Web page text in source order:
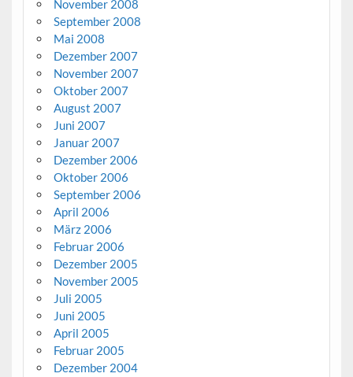
November 2008
September 2008
Mai 2008
Dezember 2007
November 2007
Oktober 2007
August 2007
Juni 2007
Januar 2007
Dezember 2006
Oktober 2006
September 2006
April 2006
März 2006
Februar 2006
Dezember 2005
November 2005
Juli 2005
Juni 2005
April 2005
Februar 2005
Dezember 2004